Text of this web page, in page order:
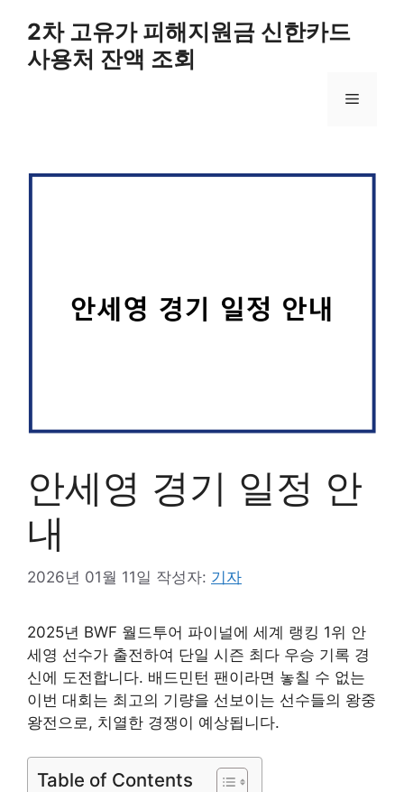
2차 고유가 피해지원금 신한카드
사용처 잔액 조회
메
안세영 경기 일정 안
내
2026년 01월 11일 작성자: 기자
2025년 BWF 월드투어 파이널에 세계 랭킹 1위 안
세영 선수가 출전하여 단일 시즌 최다 우승 기록 경
신에 도전합니다. 배드민턴 팬이라면 놓칠 수 없는
이번 대회는 최고의 기량을 선보이는 선수들의 왕중
왕전으로, 치열한 경쟁이 예상됩니다.
Table of Contents